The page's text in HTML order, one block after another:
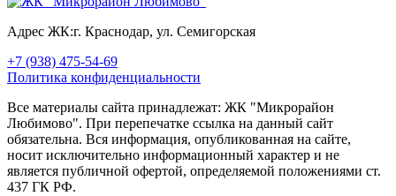
Адрес ЖК:г. Краснодар, ул. Семигорская
+7 (938) 475-54-69
Политика конфиденциальности
Все материалы сайта принадлежат: ЖК "Микрорайон
Любимово". При перепечатке ссылка на данный сайт
обязательна. Вся информация, опубликованная на сайте,
носит исключительно информационный характер и не
является публичной офертой, определяемой положениями ст.
437 ГК РФ.